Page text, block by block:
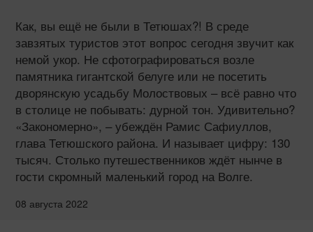
Как, вы ещё не были в Тетюшах?! В среде
завзятых туристов этот вопрос сегодня звучит как
немой укор. Не сфотографироваться возле
памятника гигантской белуге или не посетить
дворянскую усадьбу Молоствовых – всё равно что
в столице не побывать: дурной тон. Удивительно?
«Закономерно», – убеждён Рамис Сафиуллов,
глава Тетюшского района. И называет цифру: 130
тысяч. Столько путешественников ждёт нынче в
гости скромный маленький город на Волге.
08 августа 2022